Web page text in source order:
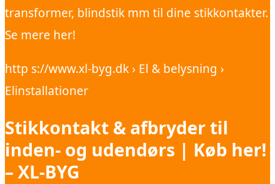
transformer, blindstik mm til dine stikkontakter.
Se mere her!
http s://www.xl-byg.dk › El & belysning ›
Elinstallationer
Stikkontakt & afbryder til
inden- og udendørs | Køb her!
– XL-BYG